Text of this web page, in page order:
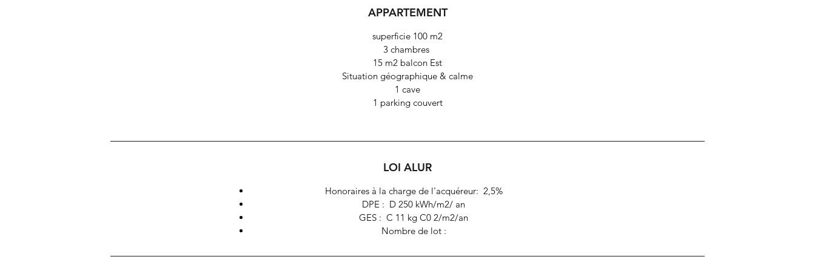
Egalement grand local à vélo.
APPARTEMENT
superficie 100 m2
3 chambres
15 m2 balcon Est
Situation géographique & calme
1 cave
1 parking couvert
LOI ALUR
Honoraires à la charge de l'acquéreur: 2,5%
DPE : D 250 kWh/m2/ an
GES : C 11 kg C0 2/m2/an
Nombre de lot :